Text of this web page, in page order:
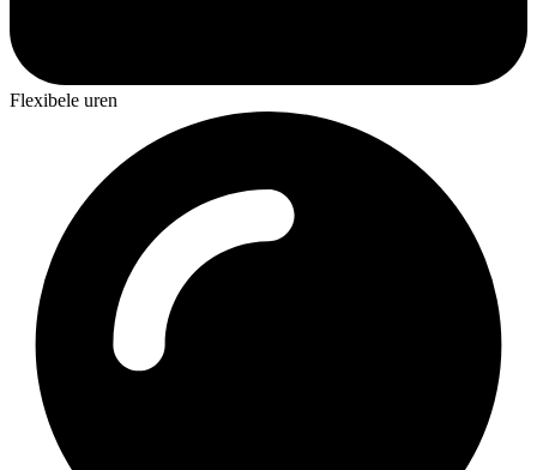
Flexibele uren